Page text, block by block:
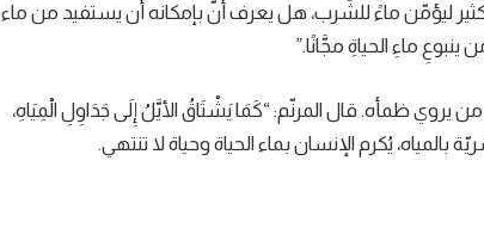
ليؤمّن ماءً للشّرب، هل يعرف أنّ بإمكانه أن يستفيد من ماء
ماءِ الحياةِ مجَّانًا.”
ظمأه. قال المرنّم: “كَمَا يَشْتَاقُ الأيَّلُ إِلَى جَدَاوِلِ الْمِيَاهِ،
بالمياه، يُكرم الإنسان بماء الحياة وحياة لا تنتهي.